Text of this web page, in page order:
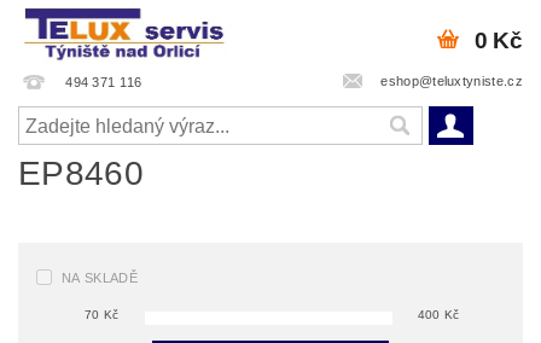
494 371 116 eshop@teluxtyniste.cz
0 Kč
EP8460
NA SKLADĚ
70 Kč 400 Kč